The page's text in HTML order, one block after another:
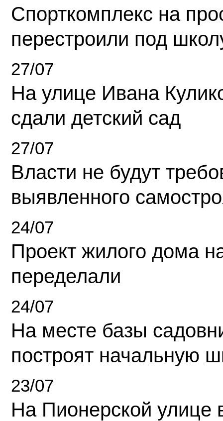
Спорткомплекс на
перестроили под
27/07
На улице Ивана
сдали детский сад
27/07
Власти не будут
выявленного
24/07
Проект жилого дома
переделали
24/07
На месте базы
построят начальную
23/07
На Пионерской улице